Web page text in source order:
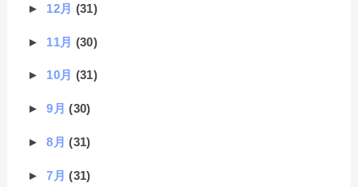
► 12月 (31)
► 11月 (30)
► 10月 (31)
►9月(30)
►8月(31)
►7月(31)